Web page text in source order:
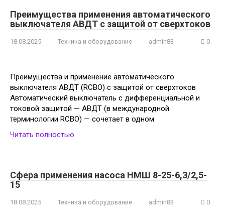
Преимущества применения автоматического
выключателя АВДТ с защитой от сверхтоков
18.08.2025 Техника и оборудование admin83 0
Преимущества и применение автоматического
выключателя АВДТ (RCBO) с защитой от сверхтоков
Автоматический выключатель с дифференциальной и
токовой защитой — АВДТ (в международной
терминологии RCBO) — сочетает в одном
Читать полностью
Сфера применения насоса НМШ 8-25-6,3/2,5-
15
18.08.2025 Техника и оборудование admin83 0